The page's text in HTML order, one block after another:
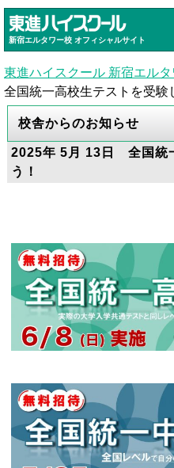
新宿エルタワー校 オフィシャルサイト
東進ハイスクール 新宿エルタ
全国統一高校生テストを受験
校舎からのお知らせ
2025年 5月 13日 全国統
う！